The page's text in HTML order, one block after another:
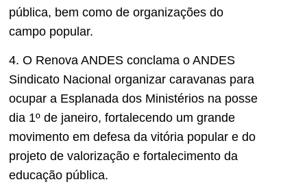
pública, bem como de organizações do
campo popular.
4. O Renova ANDES conclama o ANDES
Sindicato Nacional organizar caravanas para
ocupar a Esplanada dos Ministérios na posse
dia 1º de janeiro, fortalecendo um grande
movimento em defesa da vitória popular e do
projeto de valorização e fortalecimento da
educação pública.